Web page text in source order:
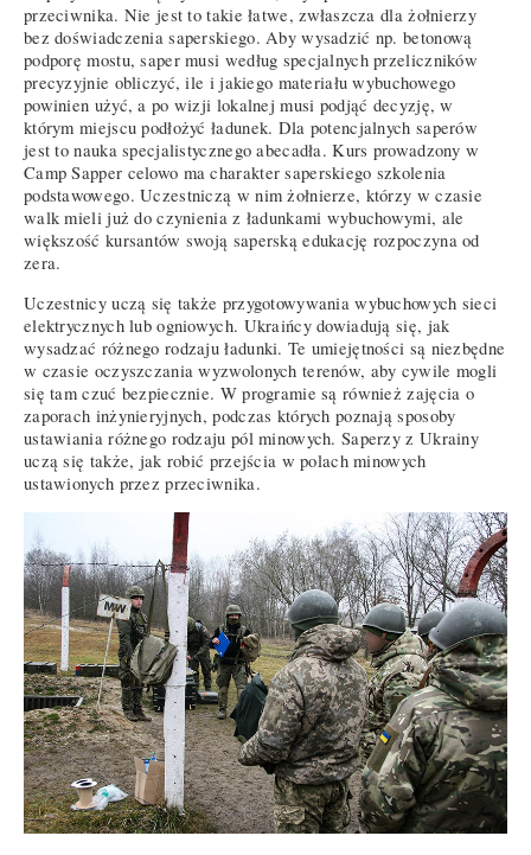
przeciwnika. Nie jest to takie łatwe, zwłaszcza dla żołnierzy
bez doświadczenia saperskiego. Aby wysadzić np. betonową
podporę mostu, saper musi według specjalnych przeliczników
precyzyjnie obliczyć, ile i jakiego materiału wybuchowego
powinien użyć, a po wizji lokalnej musi podjąć decyzję, w
którym miejscu podłożyć ładunek. Dla potencjalnych saperów
jest to nauka specjalistycznego abecadła. Kurs prowadzony w
Camp Sapper celowo ma charakter saperskiego szkolenia
podstawowego. Uczestniczą w nim żołnierze, którzy w czasie
walk mieli już do czynienia z ładunkami wybuchowymi, ale
większość kursantów swoją saperską edukację rozpoczyna od
zera.
Uczestnicy uczą się także przygotowywania wybuchowych sieci
elektrycznych lub ogniowych. Ukraińcy dowiadują się, jak
wysadzać różnego rodzaju ładunki. Te umiejętności są niezbędne
w czasie oczyszczania wyzwolonych terenów, aby cywile mogli
się tam czuć bezpiecznie. W programie są również zajęcia o
zaporach inżynieryjnych, podczas których poznają sposoby
ustawiania różnego rodzaju pól minowych. Saperzy z Ukrainy
uczą się także, jak robić przejścia w polach minowych
ustawionych przez przeciwnika.